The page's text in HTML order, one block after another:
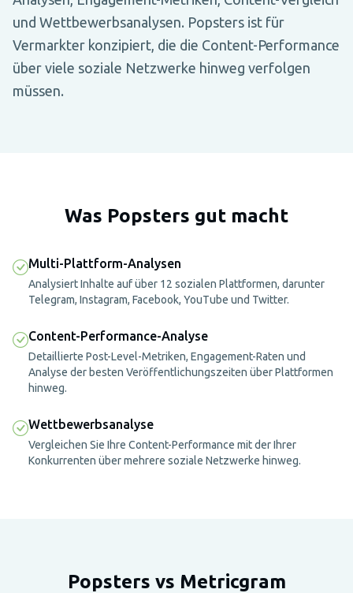
und Wettbewerbsanalysen. Popsters ist für
Vermarkter konzipiert, die die Content-Performance
über viele soziale Netzwerke hinweg verfolgen
müssen.
Was Popsters gut macht
Multi-Plattform-Analysen
Analysiert Inhalte auf über 12 sozialen Plattformen, darunter
Telegram, Instagram, Facebook, YouTube und Twitter.
Content-Performance-Analyse
Detaillierte Post-Level-Metriken, Engagement-Raten und
Analyse der besten Veröffentlichungszeiten über Plattformen
hinweg.
Wettbewerbsanalyse
Vergleichen Sie Ihre Content-Performance mit der Ihrer
Konkurrenten über mehrere soziale Netzwerke hinweg.
Popsters vs Metricgram